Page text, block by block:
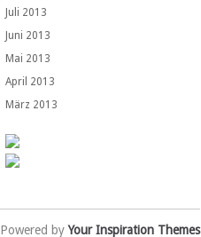
Juli 2013
Juni 2013
Mai 2013
April 2013
März 2013
Powered byYour Inspiration Themes